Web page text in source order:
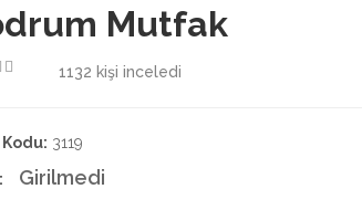
Mutfak
1132 kişi inceledi
3119
Girilmedi